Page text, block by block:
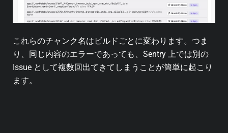
これらのチャンク名はビルドごとに変わります。つま
り、同じ内容のエラーであっても、Sentry 上では別の
Issue として複数回出てきてしまうことが簡単に起こり
ます。